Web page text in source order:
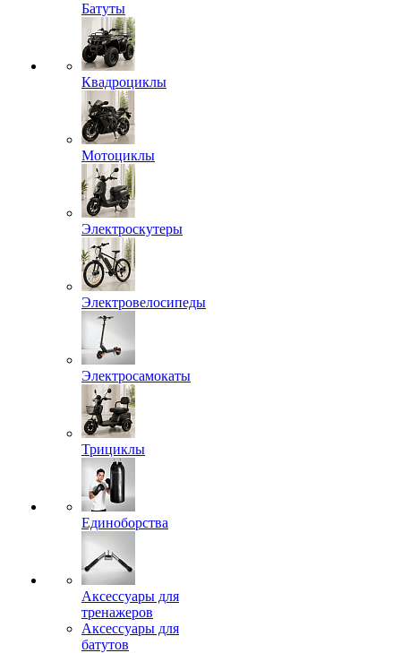
Батуты
Квадроциклы
Мотоциклы
Электроскутеры
Электровелосипеды
Электросамокаты
Трициклы
Единоборства
Аксессуары для
тренажеров
Аксессуары для
батутов